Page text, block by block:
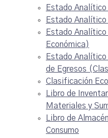
Estado
Estado
Estado
Económica)
Estado
de Egresos
Clasificación
Libro de
Materiales y
Libro de
Consumo